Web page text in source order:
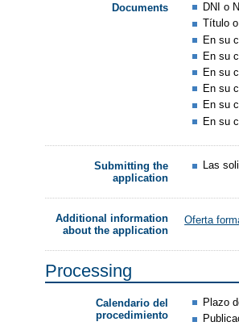
Documents
DNI o
Título
En su
En su
En su
En su
En su
En su
Submitting the
application
Las
Additional information
about the application
Oferta
Processing
Calendario del
procedimiento
Plazo